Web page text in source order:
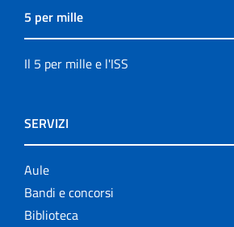
5 per mille
Il 5 per mille e l'ISS
SERVIZI
Aule
Bandi e concorsi
Biblioteca